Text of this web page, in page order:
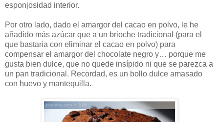
esponjosidad interior.
Por otro lado, dado el amargor del cacao en polvo, le he
añadido más azúcar que a un brioche tradicional (para el
que bastaría con eliminar el cacao en polvo) para
compensar el amargor del chocolate negro y… porque me
gusta bien dulce, que no quede insípido ni que se parezca a
un pan tradicional. Recordad, es un bollo dulce amasado
con huevo y mantequilla.